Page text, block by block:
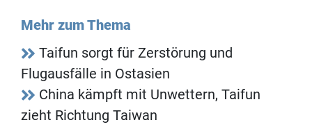
Mehr zum Thema
Taifun sorgt für Zerstörung und
Flugausfälle in Ostasien
China kämpft mit Unwettern, Taifun
zieht Richtung Taiwan